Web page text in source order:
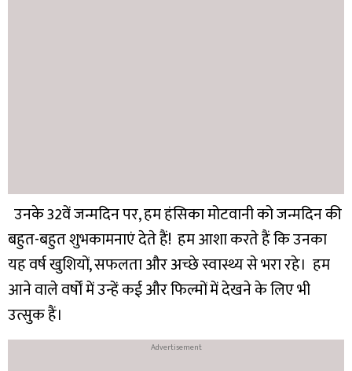
उनके 32वें जन्मदिन पर, हम हंसिका मोटवानी को जन्मदिन की
बहुत-बहुत शुभकामनाएं देते हैं! हम आशा करते हैं कि उनका
यह वर्ष खुशियों, सफलता और अच्छे स्वास्थ्य से भरा रहे। हम
आने वाले वर्षों में उन्हें कई और फिल्मों में देखने के लिए भी
उत्सुक हैं।